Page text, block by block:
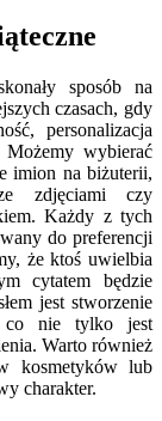
sposób na
czasach, gdy
personalizacja
Możemy wybierać
imion na biżuterii,
zdjęciami czy
Każdy z tych
do preferencji
że ktoś uwielbia
cytatem będzie
jest stworzenie
co nie tylko jest
Warto również
kosmetyków lub
charakter.